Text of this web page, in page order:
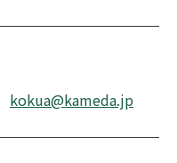
kokua@kameda.jp